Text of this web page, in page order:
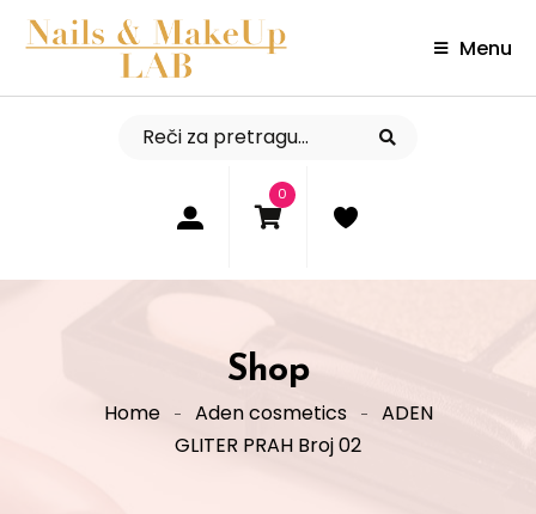
Menu
0
Shop
Home Aden cosmetics
ADEN
GLITER PRAH Broj 02